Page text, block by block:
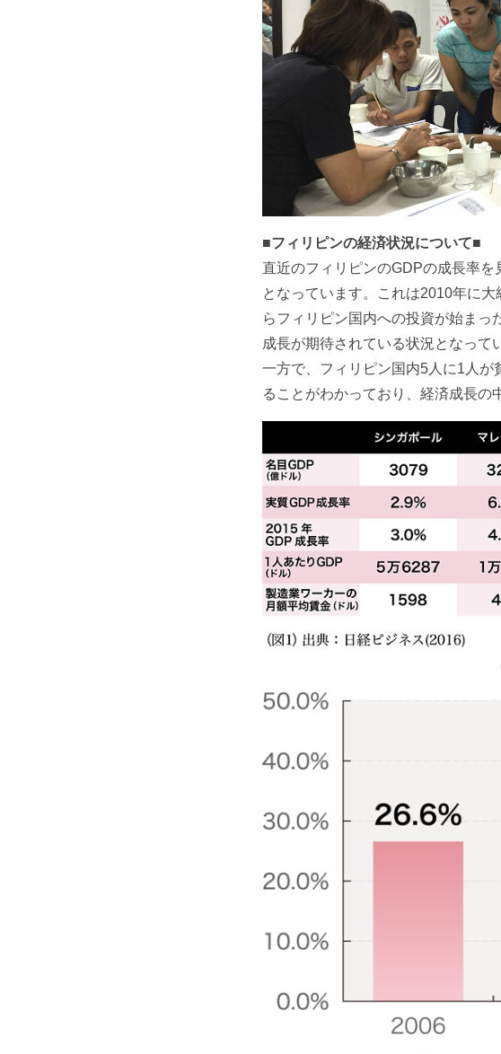
■フィリピンの経済状況について■
直近のフィリピンのGDPの成長率
となっています。これは2010年に
らフィリピン国内への投資が始ま
成長が期待されている状況となって
一方で、フィリピン国内5人に1人
ることがわかっており、経済成長の